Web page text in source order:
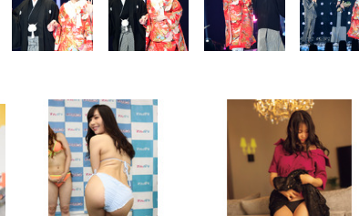
B100 オフィスチェア
スクチェア メッシュチェ
間工学 疲れない ブラッ
Sezlife オフィスチェア デスク
チェア 疲れない テレワーク
チェア 強化バックレスト 30
度ロッキング機能 人間工学 椅
子 腰サポート 90度跳ね上げ
式アームレスト 3Dヘッドレス
ト ハンガー付き 高反発クッシ
ョン PCチェア 通気性メッシ
￥7,680
Sezlife オフィ
チェア 疲れな
チェア 強化バ
ロッキング機
腰サポート 90
ームレスト 3D
ハンガー付き
ン PCチェア
￥7,680
ジネス向けプレミア
ター | FlexScan
WT | 27.0型4K
USB Type-C・ホワイ
【純正品】27"ゲーミングモ
ニター DualSense 充電フッ
ク付き（CFI-ZDM1J）
￥49,979
【整備済み品】Dell
E2724HS 27インチ
ニター フル
HD（1920×1080）
沢 HDMI/
スピーカー内蔵 高さ
イベル VESA対応
ComfortView ビジネ
￥15,800
ベーシック ペットシ
厚型 ワイド 42枚x2袋(84
ホワイト(吸収面:ライトブ
ネオ・ルーライフ ネオ・オム
ツ L 中型犬用 26枚入り 単品
￥1,800
Smart Basic(ス
ック) 【
Smart Basic
ペットシーツ
ワイド 100枚
販売)
￥3,670